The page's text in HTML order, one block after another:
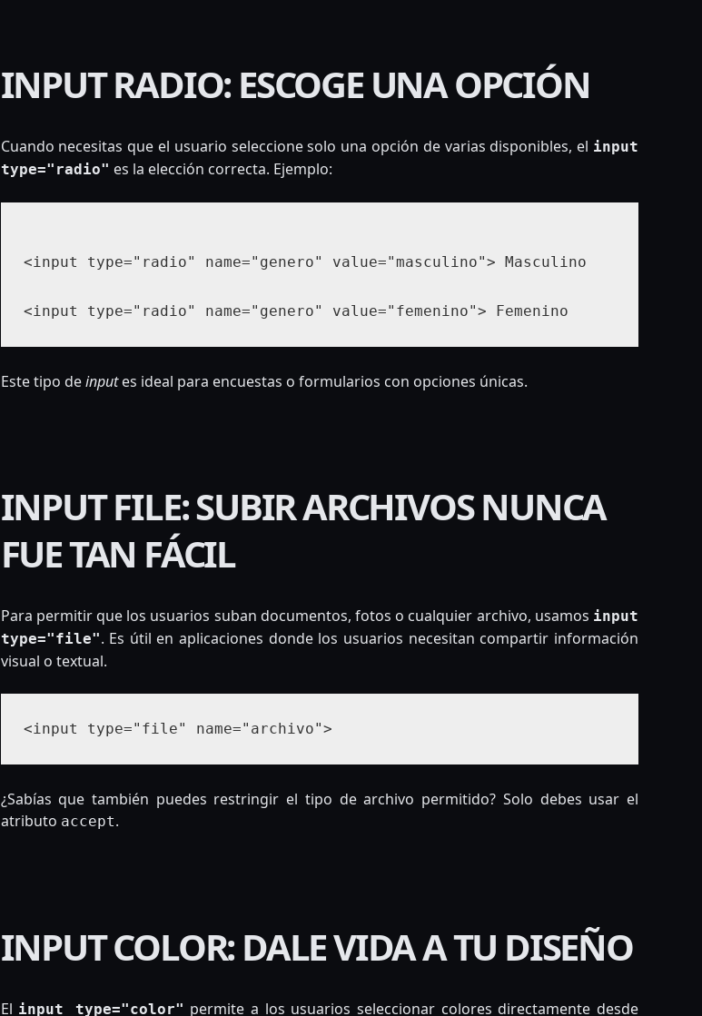
INPUT RADIO: ESCOGE UNA OPCIÓN
Cuando necesitas que el usuario seleccione solo una opción de varias disponibles, el input
type="radio" es la elección correcta. Ejemplo:
<input type="radio" name="genero" value="masculino"> Masculino
Este tipo deinputes ideal para encuestas o formularios con opciones únicas.
INPUT FILE: SUBIR ARCHIVOS NUNCA
FUE TAN FÁCIL
Para permitir que los usuarios suban documentos, fotos o cualquier archivo, usamos input
type="file". Es útil en aplicaciones donde los usuarios necesitan compartir información
visual o textual.
<input type="file" name="archivo">
¿Sabías que también puedes restringir el tipo de archivo permitido? Solo debes usar el
atributo accept.
INPUT COLOR: DALE VIDA A TU DISEÑO
El input type="color" permite a los usuarios seleccionar colores directamente desde